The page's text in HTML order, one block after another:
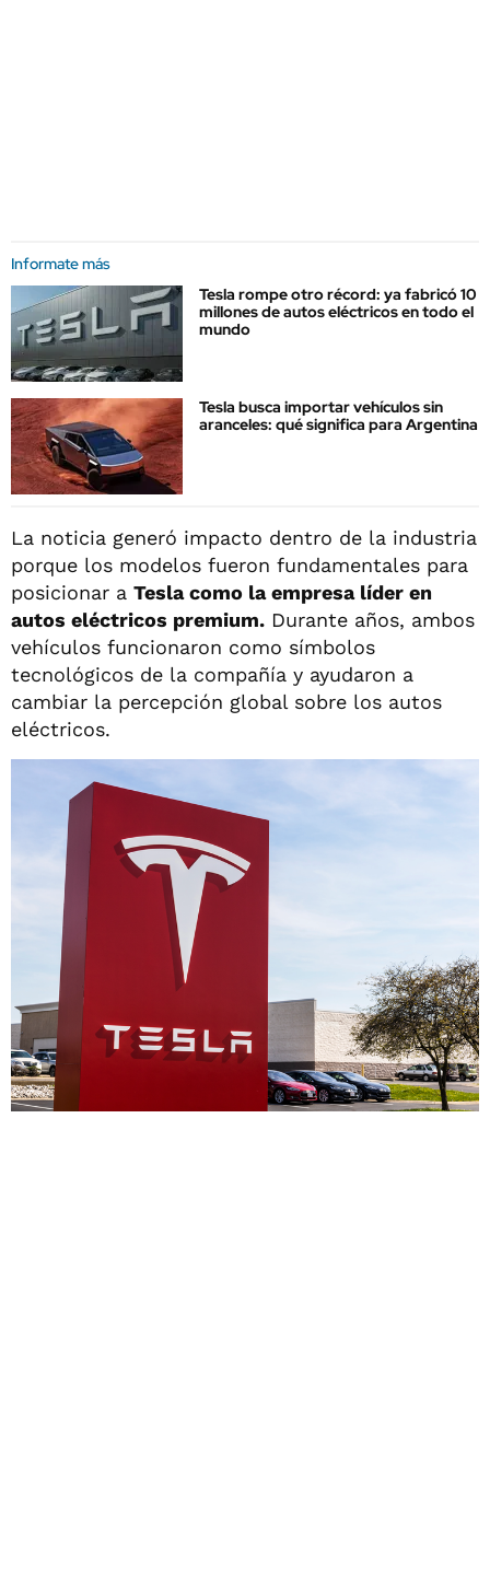
Informate más
Tesla rompe otro récord: ya fabricó 10
millones de autos eléctricos en todo el
mundo
Tesla busca importar vehículos sin
aranceles: qué significa para Argentina
La noticia generó impacto dentro de la industria
porque los modelos fueron fundamentales para
posicionar a Tesla como la empresa líder en
autos eléctricos premium. Durante años, ambos
vehículos funcionaron como símbolos
tecnológicos de la compañía y ayudaron a
cambiar la percepción global sobre los autos
eléctricos.